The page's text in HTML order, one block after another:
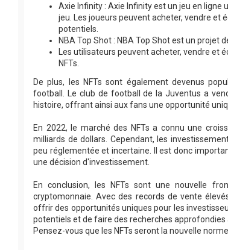
Axie Infinity : Axie Infinity est un jeu en ligne
jeu. Les joueurs peuvent acheter, vendre et
potentiels.
NBA Top Shot : NBA Top Shot est un projet
​​​​​​Les utilisateurs peuvent acheter, vendre et
NFTs.
De plus, les NFTs sont également devenus
football. Le club de football de la Juventus a
histoire, offrant ainsi aux fans une opportunité
En 2022, le marché des NFTs a connu une
milliards de dollars. Cependant, les
peu réglementée et incertaine. Il est donc
une décision d'investissement.
En conclusion, les NFTs sont une nouvelle
cryptomonnaie. Avec des records de vente
offrir des opportunités uniques pour les
potentiels et de faire des recherches
Pensez-vous que les NFTs seront la nouvelle